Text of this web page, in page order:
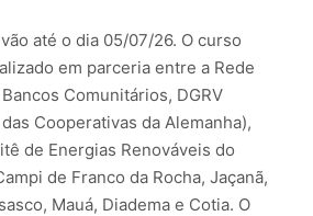
até o dia 05/07/26. O curso
em parceria entre a Rede
Comunitários, DGRV
Cooperativas da Alemanha),
de Energias Renováveis do
de Franco da Rocha, Jaçanã,
Mauá, Diadema e Cotia. O